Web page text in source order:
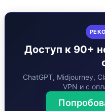
Доступ к 90+
ChatGPT, Midjourney,
VPN и с